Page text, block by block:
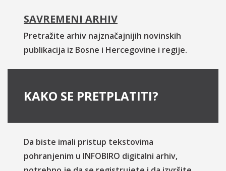
SAVREMENI ARHIV
Pretražite arhiv najznačajnijih novinskih
publikacija iz Bosne i Hercegovine i regije.
KAKO SE PRETPLATITI?
Da biste imali pristup tekstovima
pohranjenim u INFOBIRO digitalni arhiv,